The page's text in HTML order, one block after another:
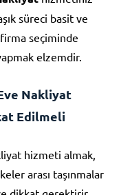
süreci basit ve
seçiminde
elzemdir.
Nakliyat
Edilmeli
hizmeti almak,
arası taşınmalar